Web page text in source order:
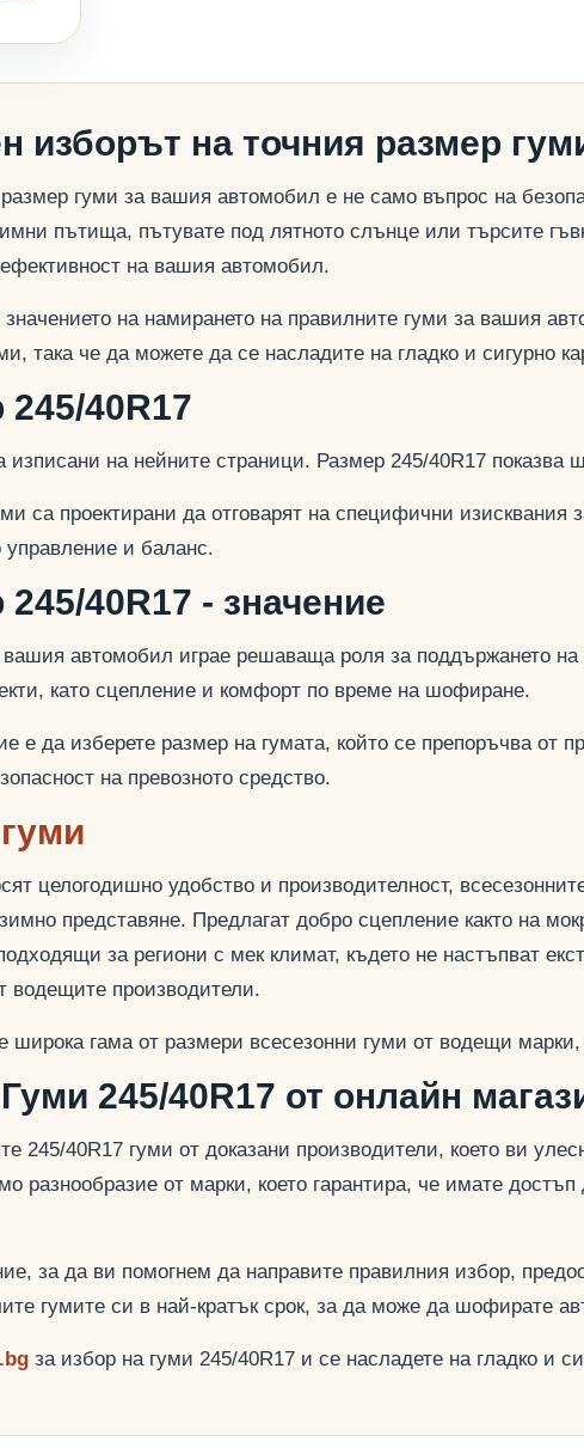
изборът на точния размер
гуми за вашия автомобил е не само въпрос на
пътища, пътувате под лятното слънце или търсите
на вашия автомобил.
на намирането на правилните гуми за вашия
така че да можете да се насладите на гладко и сигурно
40R17
изписани на нейните страници. Размер 245/40R17
са проектирани да отговарят на специфични
и баланс.
40R17 - значение
автомобил играе решаваща роля за поддържането
като сцепление и комфорт по време на шофиране.
е да изберете размер на гумата, който се препоръчва от
на превозното средство.
целогодишно удобство и производителност,
представяне. Предлагат добро сцепление както на
за региони с мек климат, където не настъпват
водещите производители.
широка гама от размери всесезонни гуми от водещи
245/40R17 от онлайн
245/40R17 гуми от доказани производители, което ви
разнообразие от марки, което гарантира, че имате
за да ви помогнем да направите правилния избор,
гумите си в най-кратък срок, за да може да шофирате
за избор на гуми 245/40R17 и се насладете на гладко и